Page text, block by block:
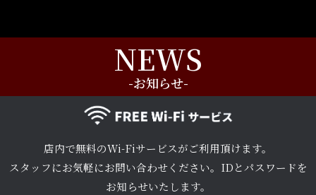
NEWS
-お知らせ-
店内で無料のWi-Fiサービスがご利用頂けます。
スタッフにお気軽にお問い合わせください。IDとパスワードを
お知らせいたします。